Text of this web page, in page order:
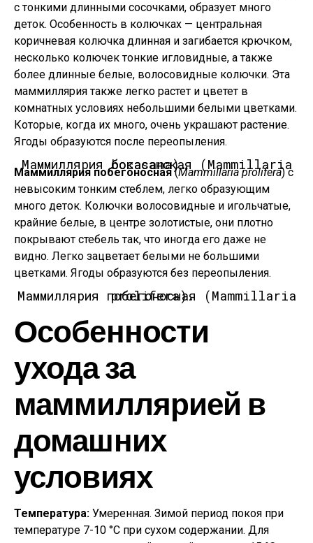
с тонкими длинными сосочками, образует много
деток. Особенность в колючках — центральная
коричневая колючка длинная и загибается крючком,
несколько колючек тонкие игловидные, а также
более длинные белые, волосовидные колючки. Эта
маммиллярия также легко растет и цветет в
комнатных условиях небольшими белыми цветками.
Которые, когда их много, очень украшают растение.
Ягоды образуются после переопыления.
Маммиллярия бокасанская (Mammillaria bocasana).
Маммиллярия побегоносная(Mammillaria prolifera) с
невысоким тонким стеблем, легко образующим
много деток. Колючки волосовидные и игольчатые,
крайние белые, в центре золотистые, они плотно
покрывают стебель так, что иногда его даже не
видно. Легко зацветает белыми не большими
цветками. Ягоды образуются без переопыления.
Маммиллярия побегоносная (Mammillaria prolifera).
Особенности
ухода за
маммиллярией в
домашних
условиях
Температура: Умеренная. Зимой период покоя при
температуре 7-10 °С при сухом содержании. Для